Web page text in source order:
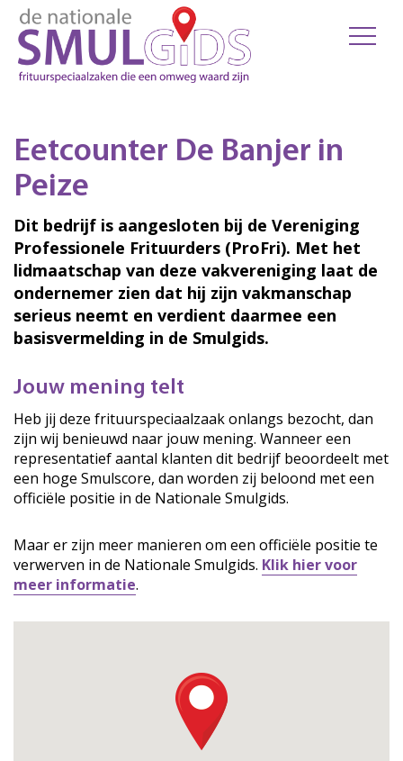
Eetcounter De Banjer in
Peize
Dit bedrijf is aangesloten bij de Vereniging
Professionele Frituurders (ProFri). Met het
lidmaatschap van deze vakvereniging laat de
ondernemer zien dat hij zijn vakmanschap
serieus neemt en verdient daarmee een
basisvermelding in de Smulgids.
Jouw mening telt
Heb jij deze frituurspeciaalzaak onlangs bezocht, dan
zijn wij benieuwd naar jouw mening. Wanneer een
representatief aantal klanten dit bedrijf beoordeelt met
een hoge Smulscore, dan worden zij beloond met een
officiële positie in de Nationale Smulgids.
Maar er zijn meer manieren om een officiële positie te
verwerven in de Nationale Smulgids. Klik hier voor
meer informatie.